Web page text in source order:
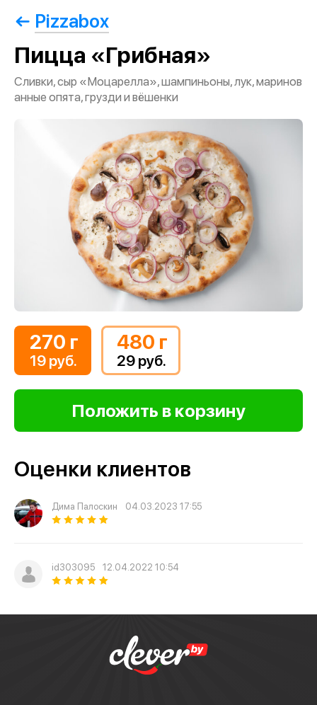
Pizzabox
Пицца «Грибная»
Сливки, сыр «Моцарелла», шампиньоны, лук, маринов
анные опята, грузди и вёшенки
270 г
19 руб.
480 г
29 руб.
Оценки клиентов
Дима Палоскин 04.03.2023 17:55
id303095 12.04.2022 10:54